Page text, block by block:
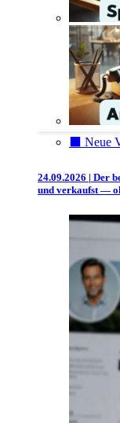
⬛️ Neue
24.09.2026 | Der
und verkaufst —